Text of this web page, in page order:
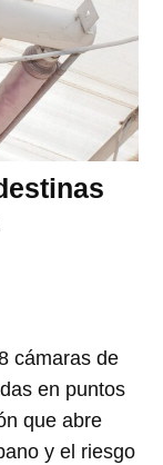
cámaras de
en puntos
que abre
y el riesgo